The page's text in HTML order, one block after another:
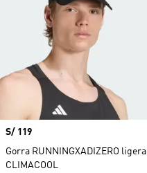
Precio
S/ 119
Gorra RUNNINGXADIZERO ligera
CLIMACOOL